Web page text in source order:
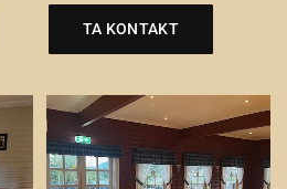
TA KONTAKT